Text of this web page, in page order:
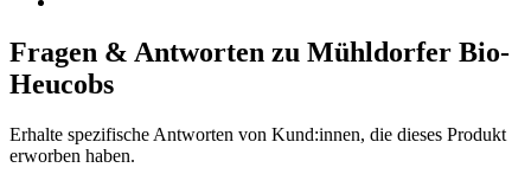
Fragen & Antworten zu Mühldorfer Bio-
Heucobs
Erhalte spezifische Antworten von Kund:innen, die dieses Produkt
erworben haben.